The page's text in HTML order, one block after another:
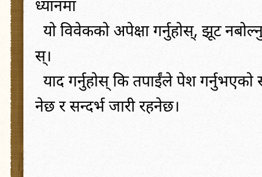
ध्यानमा
यो विवेकको अपेक्षा गर्नुहोस्, झूट
स्।
याद गर्नुहोस् कि तपाईंले पेश गर्नुभएको
नेछ र सन्दर्भ जारी रहनेछ।